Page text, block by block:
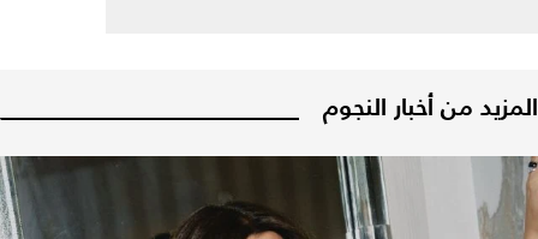
المزيد من أخبار النجوم